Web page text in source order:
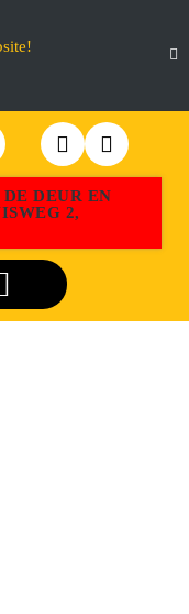
DEUR EN
2,